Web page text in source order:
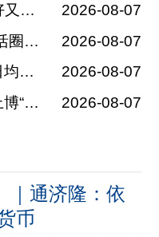
爱心暑托班如何持续“叫好又叫座” 全...
2026-08-07
汉文化IP串起“无边界”生活圈 马王...
2026-08-07
上海机场持续高位运行 日均保障航班2...
2026-08-07
人民广场的玉米又熟了 上博“美洲展”...
2026-08-07
｜通济隆：依
币